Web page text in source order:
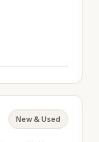
New & Used